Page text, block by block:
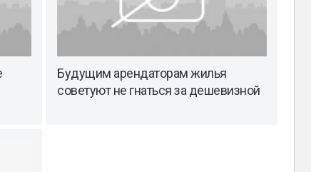
Будущим арендаторам жилья
советуют не гнаться за дешевизной